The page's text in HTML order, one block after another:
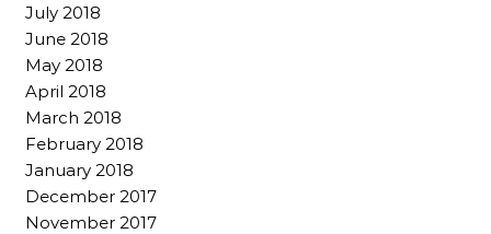
July 2018
June 2018
May 2018
April 2018
March 2018
February 2018
January 2018
December 2017
November 2017